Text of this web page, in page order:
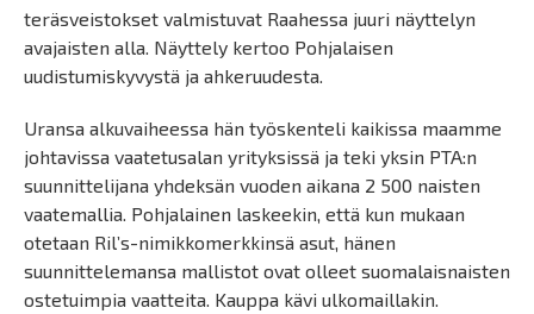
teräsveistokset valmistuvat Raahessa juuri näyttelyn
avajaisten alla. Näyttely kertoo Pohjalaisen
uudistumiskyvystä ja ahkeruudesta.
Uransa alkuvaiheessa hän työskenteli kaikissa maamme
johtavissa vaatetusalan yrityksissä ja teki yksin PTA:n
suunnittelijana yhdeksän vuoden aikana 2 500 naisten
vaatemallia. Pohjalainen laskeekin, että kun mukaan
otetaan Ril’s-nimikkomerkkinsä asut, hänen
suunnittelemansa mallistot ovat olleet suomalaisnaisten
ostetuimpia vaatteita. Kauppa kävi ulkomaillakin.